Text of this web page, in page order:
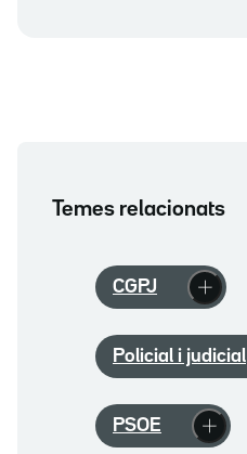
Temes relacionats
CGPJ
Policial i judicial
PSOE